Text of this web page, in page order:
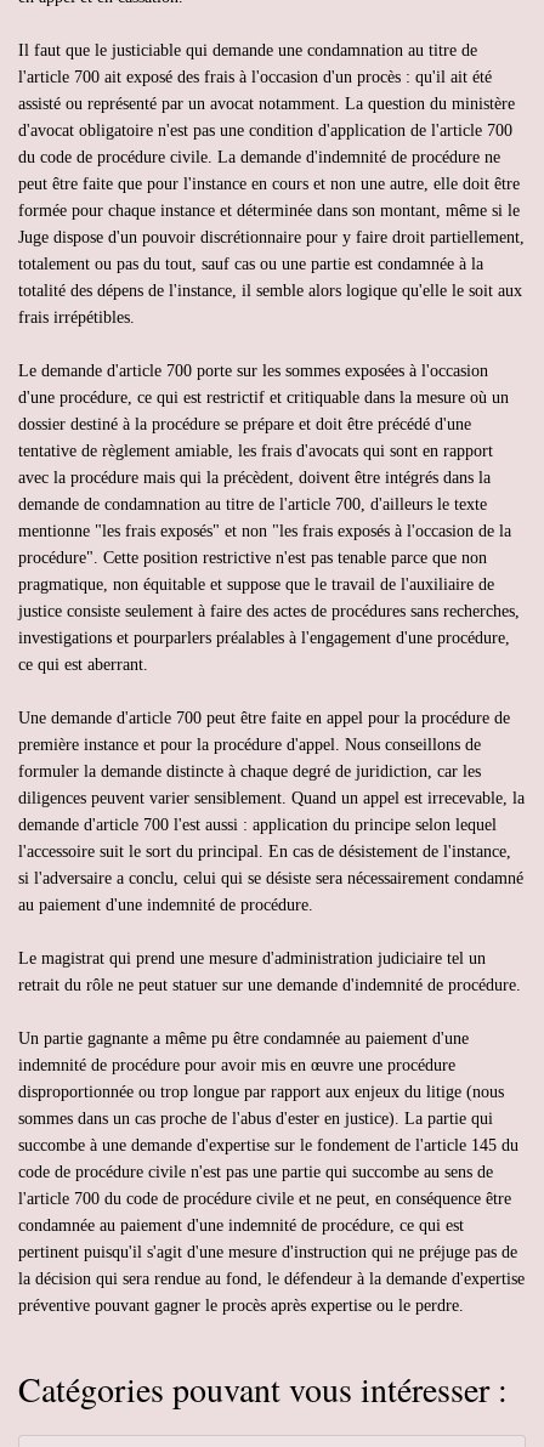
Il faut que le justiciable qui demande une condamnation au titre de
l'article 700 ait exposé des frais à l'occasion d'un procès : qu'il ait été
assisté ou représenté par un avocat notamment. La question du ministère
d'avocat obligatoire n'est pas une condition d'application de l'article 700
du code de procédure civile. La demande d'indemnité de procédure ne
peut être faite que pour l'instance en cours et non une autre, elle doit être
formée pour chaque instance et déterminée dans son montant, même si le
Juge dispose d'un pouvoir discrétionnaire pour y faire droit partiellement,
totalement ou pas du tout, sauf cas ou une partie est condamnée à la
totalité des dépens de l'instance, il semble alors logique qu'elle le soit aux
frais irrépétibles.
Le demande d'article 700 porte sur les sommes exposées à l'occasion
d'une procédure, ce qui est restrictif et critiquable dans la mesure où un
dossier destiné à la procédure se prépare et doit être précédé d'une
tentative de règlement amiable, les frais d'avocats qui sont en rapport
avec la procédure mais qui la précèdent, doivent être intégrés dans la
demande de condamnation au titre de l'article 700, d'ailleurs le texte
mentionne "les frais exposés" et non "les frais exposés à l'occasion de la
procédure". Cette position restrictive n'est pas tenable parce que non
pragmatique, non équitable et suppose que le travail de l'auxiliaire de
justice consiste seulement à faire des actes de procédures sans recherches,
investigations et pourparlers préalables à l'engagement d'une procédure,
ce qui est aberrant.
Une demande d'article 700 peut être faite en appel pour la procédure de
première instance et pour la procédure d'appel. Nous conseillons de
formuler la demande distincte à chaque degré de juridiction, car les
diligences peuvent varier sensiblement. Quand un appel est irrecevable, la
demande d'article 700 l'est aussi : application du principe selon lequel
l'accessoire suit le sort du principal. En cas de désistement de l'instance,
si l'adversaire a conclu, celui qui se désiste sera nécessairement condamné
au paiement d'une indemnité de procédure.
Le magistrat qui prend une mesure d'administration judiciaire tel un
retrait du rôle ne peut statuer sur une demande d'indemnité de procédure.
Un partie gagnante a même pu être condamnée au paiement d'une
indemnité de procédure pour avoir mis en œuvre une procédure
disproportionnée ou trop longue par rapport aux enjeux du litige (nous
sommes dans un cas proche de l'abus d'ester en justice). La partie qui
succombe à une demande d'expertise sur le fondement de l'article 145 du
code de procédure civile n'est pas une partie qui succombe au sens de
l'article 700 du code de procédure civile et ne peut, en conséquence être
condamnée au paiement d'une indemnité de procédure, ce qui est
pertinent puisqu'il s'agit d'une mesure d'instruction qui ne préjuge pas de
la décision qui sera rendue au fond, le défendeur à la demande d'expertise
préventive pouvant gagner le procès après expertise ou le perdre.
Catégories pouvant vous intéresser :